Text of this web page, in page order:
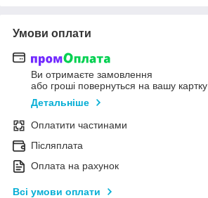
Умови оплати
Ви отримаєте замовлення
або гроші повернуться на вашу картку
Детальніше
Оплатити частинами
Післяплата
Оплата на рахунок
Всі умови оплати